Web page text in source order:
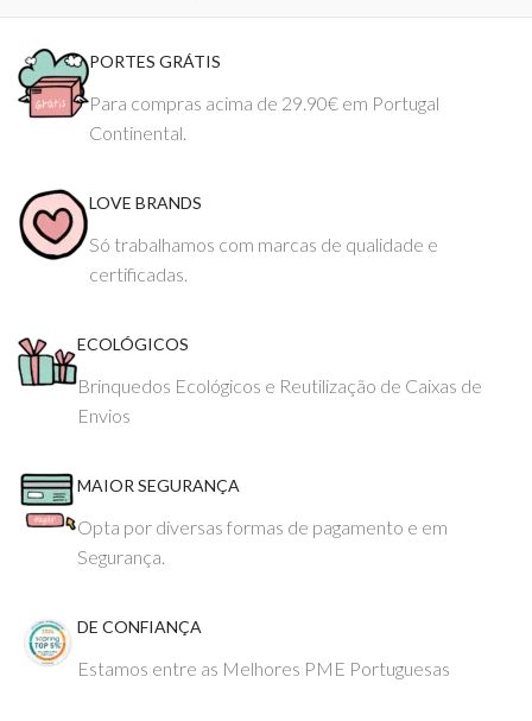
PORTES GRÁTIS
Para compras acima de 29.90€ em Portugal
Continental.
LOVE BRANDS
Só trabalhamos com marcas de qualidade e
certificadas.
ECOLÓGICOS
Brinquedos Ecológicos e Reutilização de Caixas de
Envios
MAIOR SEGURANÇA
Opta por diversas formas de pagamento e em
Segurança.
DE CONFIANÇA
Estamos entre as Melhores PME Portuguesas